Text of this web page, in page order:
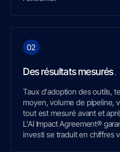
02
Des résultats mesurés.
Taux d'adoption des outils,
moyen, volume de pipeline,
tout est mesuré avant et
L'AI Impact Agreement®
investi se traduit en chiffres